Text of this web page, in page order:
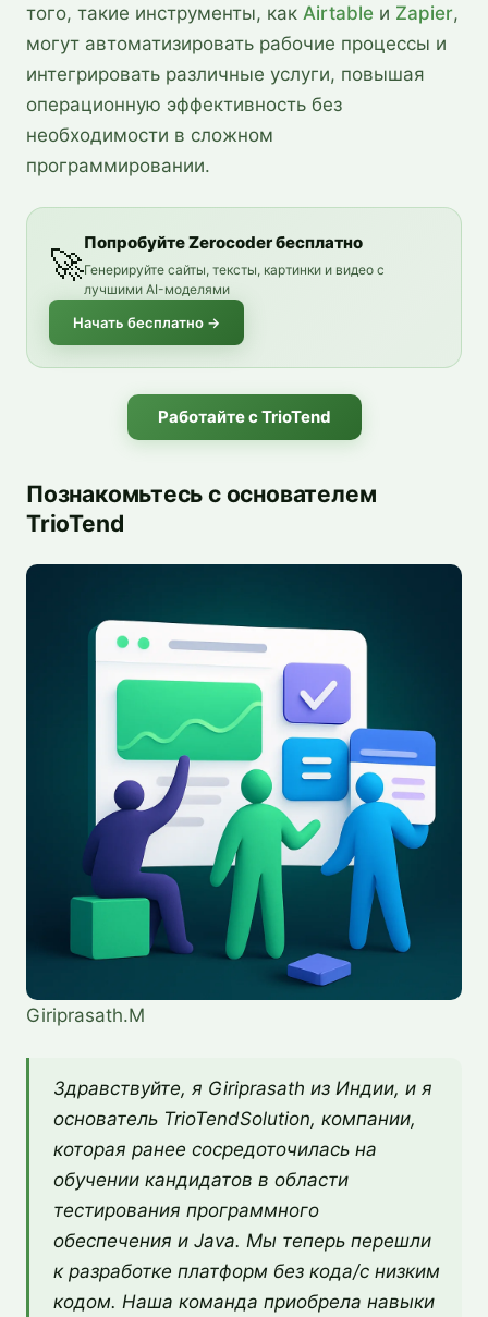
того, такие инструменты, как Airtable и Zapier,
могут автоматизировать рабочие процессы и
интегрировать различные услуги, повышая
операционную эффективность без
необходимости в сложном
программировании.
🚀
Попробуйте Zerocoder бесплатно
Генерируйте сайты, тексты, картинки и видео с
лучшими AI-моделями
Начать бесплатно →
Работайте с TrioTend
Познакомьтесь с основателем
TrioTend
Giriprasath.M
Здравствуйте, я Giriprasath из Индии, и я
основатель TrioTendSolution, компании,
которая ранее сосредоточилась на
обучении кандидатов в области
тестирования программного
обеспечения и Java. Мы теперь перешли
к разработке платформ без кода/с низким
кодом. Наша команда приобрела навыки